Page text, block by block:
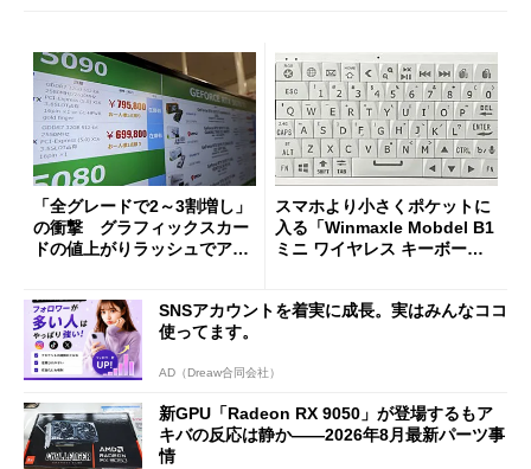
「全グレードで2～3割増し」
の衝撃 グラフィックスカー
ドの値上がりラッシュでアキ
スマホより小さくポケットに
入る「Winmaxle Mobdel B1
ミニ ワイヤレス キーボー
SNSアカウントを着実に成長。実はみんなココ
使ってます。
AD（Dreaw合同会社）
新GPU「Radeon RX 9050」が登場するもア
キバの反応は静か――2026年8月最新パーツ事
情